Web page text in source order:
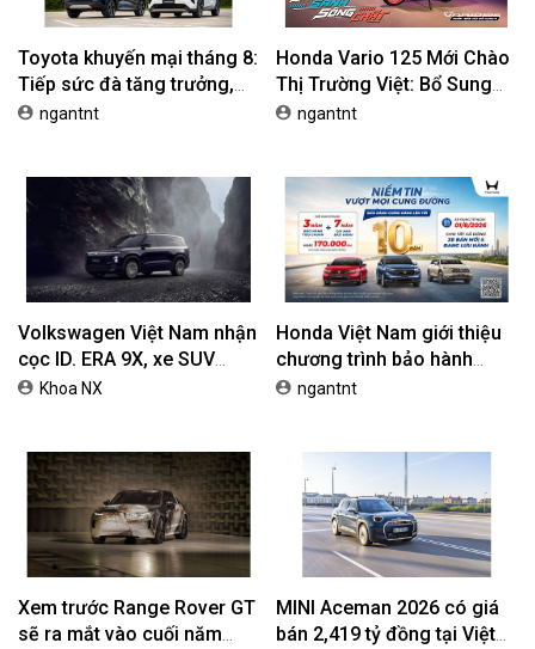
Toyota khuyến mại tháng 8:
Tiếp sức đà tăng trưởng,
tối ưu chi phí mua xe
ngantnt
Honda Vario 125 Mới Chào
Thị Trường Việt: Bổ Sung
Phiên Bản Street, Giá Từ
ngantnt
Volkswagen Việt Nam nhận
cọc ID. ERA 9X, xe SUV
EREV dự kiến giá dưới 3 tỷ
Khoa NX
Honda Việt Nam giới thiệu
chương trình bảo hành
chính hãng lên tới 10 năm
ngantnt
Xem trước Range Rover GT
sẽ ra mắt vào cuối năm
MINI Aceman 2026 có giá
bán 2,419 tỷ đồng tại Việt